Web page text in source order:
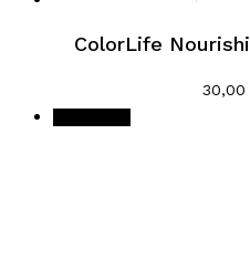
ColorLife
30,00